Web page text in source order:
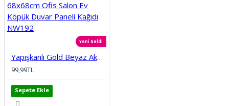
Yeni Geldi
Yapışkanlı Gold Beyaz Akustik Esnek 3D Lambiri 68x68cm Ofis Salon Ev Köpük Duvar Paneli Kağıdı NW192
99,99TL
Sepete Ekle